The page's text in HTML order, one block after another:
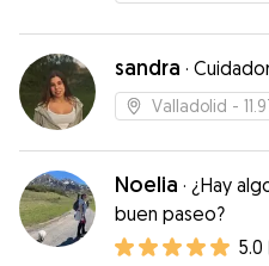
sandra ·
Valladolid -
Noelia · ¿Hay
buen paseo?
5.0